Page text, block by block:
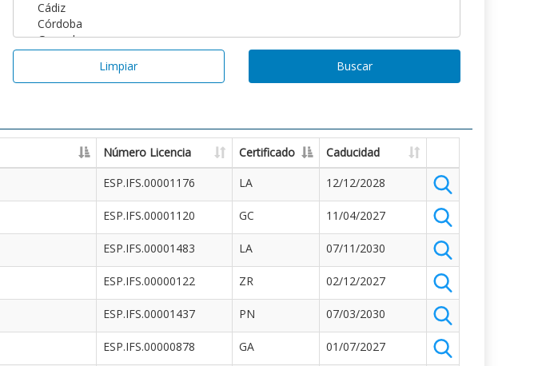
Limpiar Buscar
Número Licencia Certificado
Caducidad
ESP.IFS.00001176 LA 12/12/2028
ESP.IFS.00001120 GC 11/04/2027
ESP.IFS.00001483 LA 07/11/2030
ESP.IFS.00000122 ZR 02/12/2027
ESP.IFS.00001437 PN 07/03/2030
ESP.IFS.00000878 GA 01/07/2027